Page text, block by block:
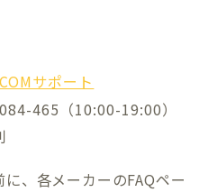
サポート
465（10:00-19:00）
、各メーカーのFAQペー